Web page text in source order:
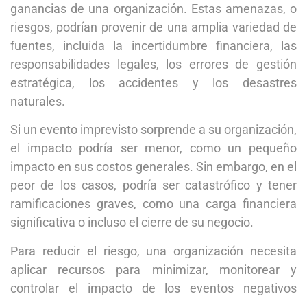
ganancias de una organización. Estas amenazas, o
riesgos, podrían provenir de una amplia variedad de
fuentes, incluida la incertidumbre financiera, las
responsabilidades legales, los errores de gestión
estratégica, los accidentes y los desastres
naturales.
Si un evento imprevisto sorprende a su organización,
el impacto podría ser menor, como un pequeño
impacto en sus costos generales. Sin embargo, en el
peor de los casos, podría ser catastrófico y tener
ramificaciones graves, como una carga financiera
significativa o incluso el cierre de su negocio.
Para reducir el riesgo, una organización necesita
aplicar recursos para minimizar, monitorear y
controlar el impacto de los eventos negativos